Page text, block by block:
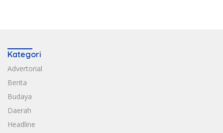
Kategori
Advertorial
Berita
Budaya
Daerah
Headline